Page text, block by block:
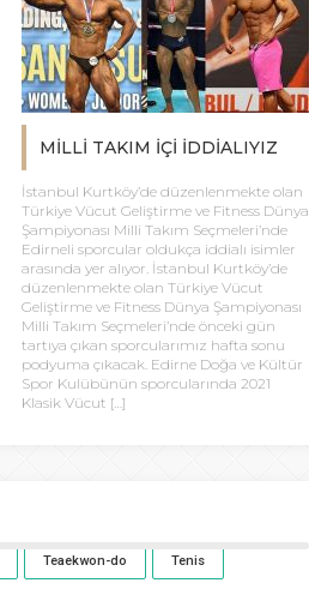
MİLLİ TAKIM İÇİ İDDİALIYIZ
İstanbul Kurtköy’de düzenlenmekte olan
Türkiye Vücut Geliştirme ve Fitness Dünya
Şampiyonası Milli Takım Seçmeleri’nde
Edirneli sporcular oldukça iddialı isimler
arasında yer alıyor. İstanbul Kurtköy’de
düzenlenmekte olan Türkiye Vücut
Geliştirme ve Fitness Dünya Şampiyonası
Milli Takım Seçmeleri’nde önceki gün
tartıya çıkan sporcularımız hafta sonu
podyuma çıkacak. Edirne Doğa ve Kültür
Spor Kulübünün sporcularında 2021
Klasik Vücut […]
Teaekwon-do Tenis